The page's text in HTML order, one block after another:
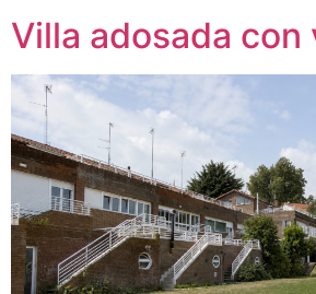
Villa adosada con